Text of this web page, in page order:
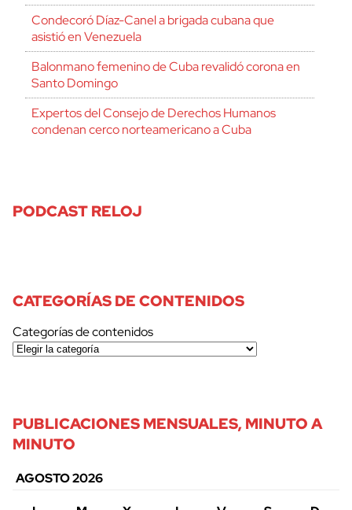
Condecoró Díaz-Canel a brigada cubana que
asistió en Venezuela
Balonmano femenino de Cuba revalidó corona en
Santo Domingo
Expertos del Consejo de Derechos Humanos
condenan cerco norteamericano a Cuba
PODCAST RELOJ
CATEGORÍAS DE CONTENIDOS
Categorías de contenidos
PUBLICACIONES MENSUALES, MINUTO A
MINUTO
AGOSTO 2026